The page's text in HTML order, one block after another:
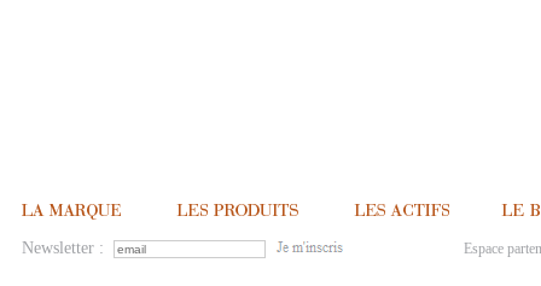
Newsletter : Espace